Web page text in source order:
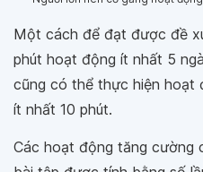
Một cách để đạt được đề
phút hoạt động ít nhất 5
cũng có thể thực hiện hoạt
ít nhất 10 phút.
Các hoạt động tăng cường